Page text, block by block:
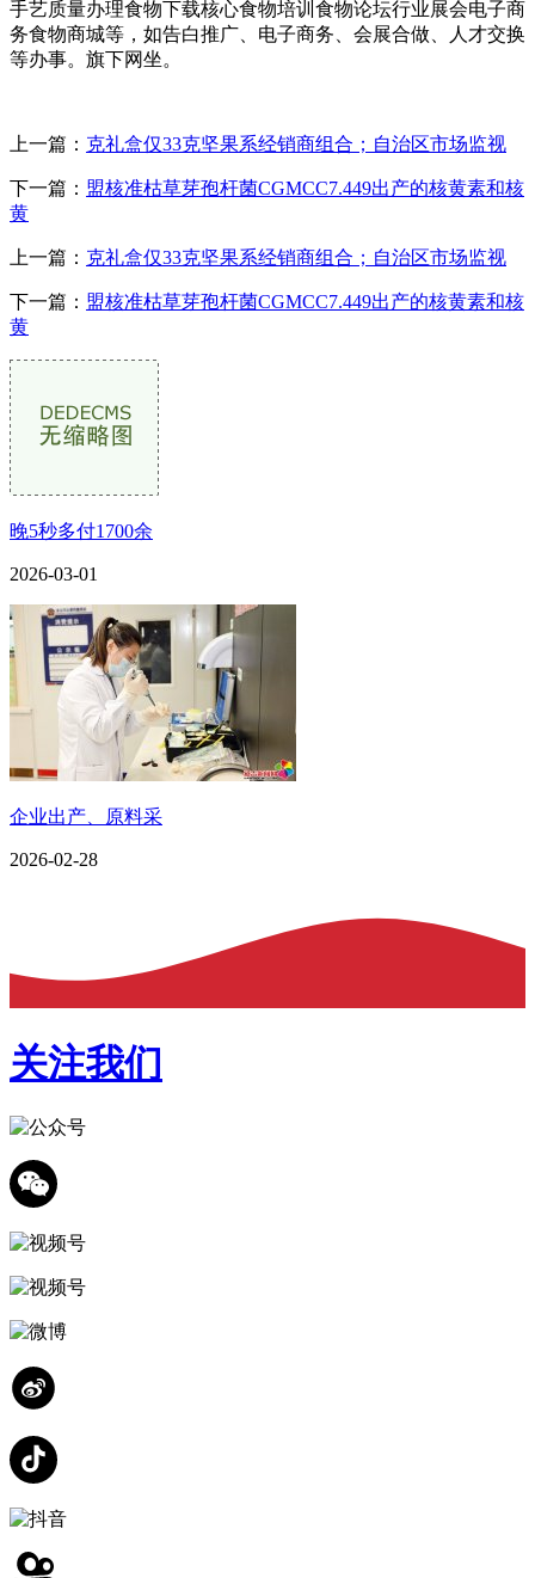
手艺质量办理食物下载核心食物培训食物论坛行业展会电子商
务食物商城等，如告白推广、电子商务、会展合做、人才交换
等办事。旗下网坐。
上一篇： 克礼盒仅33克坚果系经销商组合；自治区市场监视
下一篇： 盟核准枯草芽孢杆菌CGMCC7.449出产的核黄素和核
黄
上一篇： 克礼盒仅33克坚果系经销商组合；自治区市场监视
下一篇： 盟核准枯草芽孢杆菌CGMCC7.449出产的核黄素和核
黄
晚5秒多付1700余
2026-03-01
企业出产、原料采
2026-02-28
关注我们